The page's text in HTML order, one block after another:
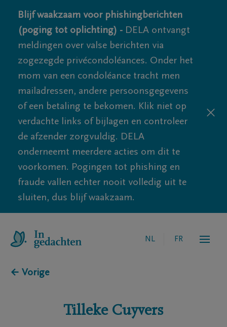
Blijf waakzaam voor phishingberichten
(poging tot oplichting) - DELA ontvangt
meldingen over valse berichten via
zogezegde privécondoléances. Onder het
mom van een condoléance tracht men
mailadressen, andere persoonsgegevens
of een betaling te bekomen. Klik niet op
verdachte links of bijlagen en controleer
de afzender zorgvuldig. DELA
onderneemt meerdere acties om dit te
voorkomen. Pogingen tot phishing en
fraude vallen echter nooit volledig uit te
sluiten, dus blijf waakzaam.
NL FR
← Vorige
Tilleke Cuyvers